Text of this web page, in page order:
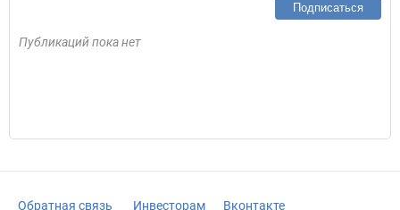
Подписаться
Публикаций пока нет
Обратная связь Инвесторам Вконтакте